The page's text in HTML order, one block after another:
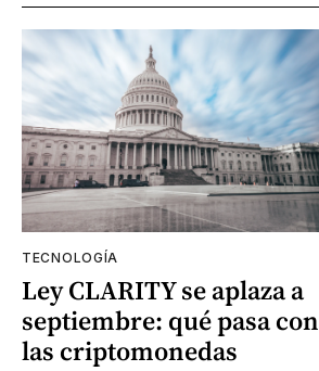
TECNOLOGÍA
Ley CLARITY se aplaza a
septiembre: qué pasa con
las criptomonedas